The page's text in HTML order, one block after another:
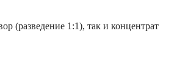
(разведение 1:1), так и концентрат